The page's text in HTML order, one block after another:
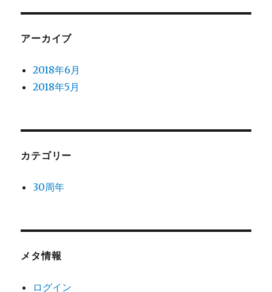
アーカイブ
2018年6月
2018年5月
カテゴリー
30周年
メタ情報
ログイン